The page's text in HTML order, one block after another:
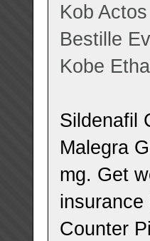
Kob
Bestille
Kobe
Sildenafil
Malegra
mg. Get
Counter